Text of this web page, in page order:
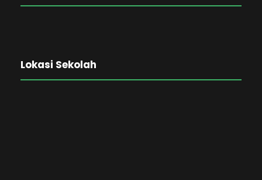
Lokasi Sekolah